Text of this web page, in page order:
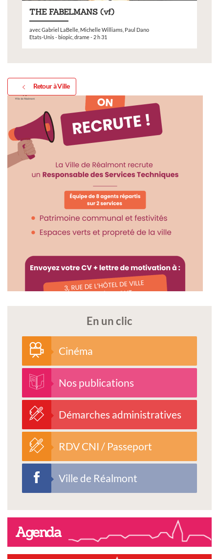
THE FABELMANS (vf)
avec Gabriel LaBelle, Michelle Williams, Paul Dano
Etats-Unis - biopic, drame - 2 h 31
Retour à Ville
En un clic
Cinéma
Nos publications
Démarches administratives
RDV CNI / Passeport
Ville de Réalmont
Agenda